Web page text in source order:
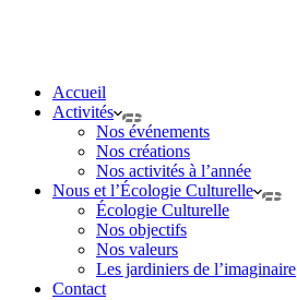
Accueil
Activités
Nos événements
Nos créations
Nos activités à l’année
Nous et l’Écologie Culturelle
Écologie Culturelle
Nos objectifs
Nos valeurs
Les jardiniers de l’imaginaire
Contact